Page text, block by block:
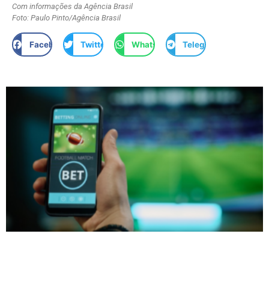
Com informações da Agência Brasil
Foto: Paulo Pinto/Agência Brasil
Facebook Twitter WhatsApp Telegram